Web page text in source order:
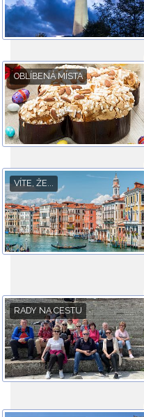
OBLÍBENÁ MÍSTA
VÍTE, ŽE...
RADY NA CESTU